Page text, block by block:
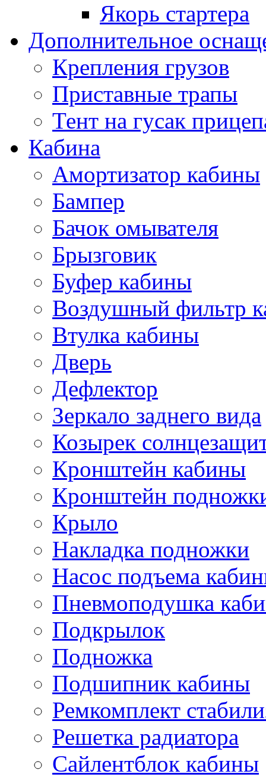
Якорь стартера
Дополнительное
Крепления грузов
Приставные трапы
Тент на гусак
Кабина
Амортизатор кабины
Бампер
Бачок омывателя
Брызговик
Буфер кабины
Воздушный фильтр
Втулка кабины
Дверь
Дефлектор
Зеркало заднего вида
Козырек
Кронштейн кабины
Кронштейн
Крыло
Накладка подножки
Насос подъема
Пневмоподушка
Подкрылок
Подножка
Подшипник кабины
Ремкомплект
Решетка радиатора
Сайлентблок кабины